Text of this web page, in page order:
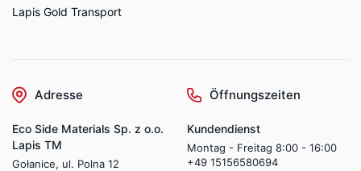
Lapis Gold Transport
Adresse
Eco Side Materials Sp. z o.o.
Lapis TM
Gołanice, ul. Polna 12
Öffnungszeiten
Kundendienst
Montag - Freitag 8:00 - 16:00
+49 15156580694